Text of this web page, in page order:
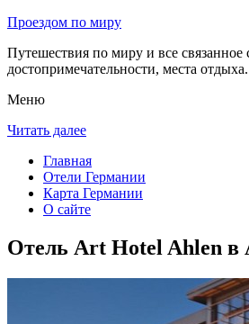
Проездом по миру
Путешествия по миру и все связанное
достопримечательности, места отдыха.
Меню
Читать далее
Главная
Отели Германии
Карта Германии
О сайте
Отель Art Hotel Ahlen в